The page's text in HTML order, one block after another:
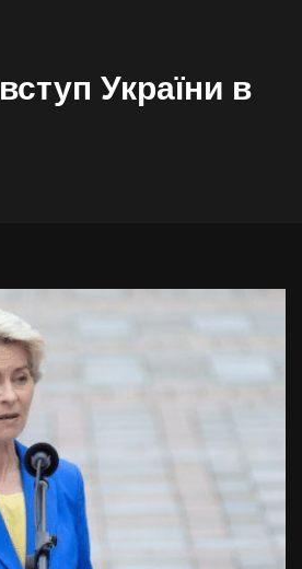
вступ України в